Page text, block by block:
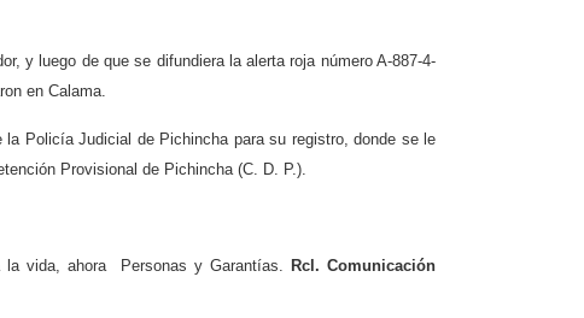
y luego de que se difundiera la alerta roja número A-887-4-
en Calama.
Policía Judicial de Pichincha para su registro, donde se le
Provisional de Pichincha (C. D. P.).
la vida, ahora Personas y Garantías.
Rcl. Comunicación